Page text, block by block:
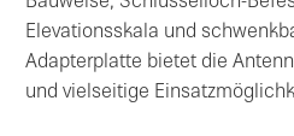
Elevationsskala und
Adapterplatte bietet die
und vielseitige